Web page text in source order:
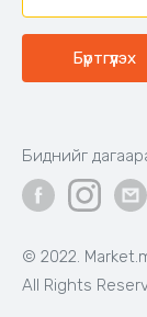
Бүртгүүлэх
© 2022.
All Rights
Биднийг